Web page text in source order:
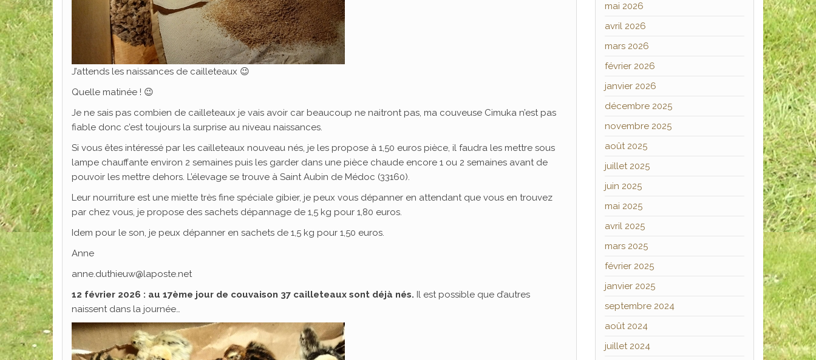
J’attends les naissances de cailleteaux 😉
Quelle matinée ! 😉
Je ne sais pas combien de cailleteaux je vais avoir car beaucoup ne naitront pas, ma couveuse Cimuka n’est pas
fiable donc c’est toujours la surprise au niveau naissances.
Si vous êtes intéressé par les cailleteaux nouveau nés, je les propose à 1,50 euros pièce, il faudra les mettre sous
lampe chauffante environ 2 semaines puis les garder dans une pièce chaude encore 1 ou 2 semaines avant de
pouvoir les mettre dehors. L’élevage se trouve à Saint Aubin de Médoc (33160).
Leur nourriture est une miette très fine spéciale gibier, je peux vous dépanner en attendant que vous en trouvez
par chez vous, je propose des sachets dépannage de 1,5 kg pour 1,80 euros.
Idem pour le son, je peux dépanner en sachets de 1,5 kg pour 1,50 euros.
Anne
anne.duthieuw@laposte.net
12 février 2026 : au 17ème jour de couvaison 37 cailleteaux sont déjà nés. Il est possible que d’autres
naissent dans la journée…
mai 2026
avril 2026
mars 2026
février 2026
janvier 2026
décembre 2025
novembre 2025
août 2025
juillet 2025
juin 2025
mai 2025
avril 2025
mars 2025
février 2025
janvier 2025
septembre 2024
août 2024
juillet 2024